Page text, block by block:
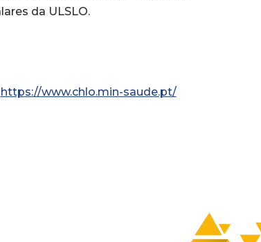
da ULSLO.
https://www.chlo.min-saude.pt/